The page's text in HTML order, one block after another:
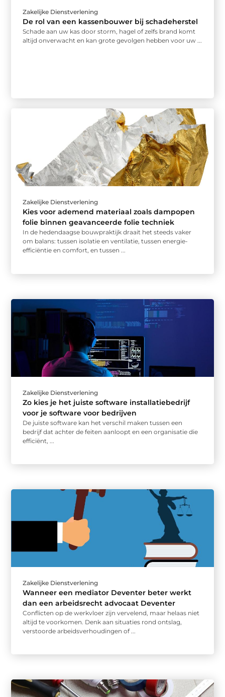
Zakelijke Dienstverlening
De rol van een kassenbouwer bij schadeherstel
Schade aan uw kas door storm, hagel of zelfs brand komt
altijd onverwacht en kan grote gevolgen hebben voor uw ...
Zakelijke Dienstverlening
Kies voor ademend materiaal zoals dampopen
folie binnen geavanceerde folie techniek
In de hedendaagse bouwpraktijk draait het steeds vaker
om balans: tussen isolatie en ventilatie, tussen energie-
efficiëntie en comfort, en tussen ...
Zakelijke Dienstverlening
Zo kies je het juiste software installatiebedrijf
voor je software voor bedrijven
De juiste software kan het verschil maken tussen een
bedrijf dat achter de feiten aanloopt en een organisatie die
efficiënt, ...
Zakelijke Dienstverlening
Wanneer een mediator Deventer beter werkt
dan een arbeidsrecht advocaat Deventer
Conflicten op de werkvloer zijn vervelend, maar helaas niet
altijd te voorkomen. Denk aan situaties rond ontslag,
verstoorde arbeidsverhoudingen of ...